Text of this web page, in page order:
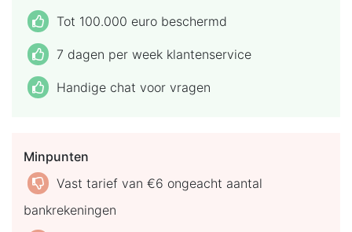
Tot 100.000 euro beschermd
7 dagen per week klantenservice
Handige chat voor vragen
Minpunten
Vast tarief van €6 ongeacht aantal
bankrekeningen